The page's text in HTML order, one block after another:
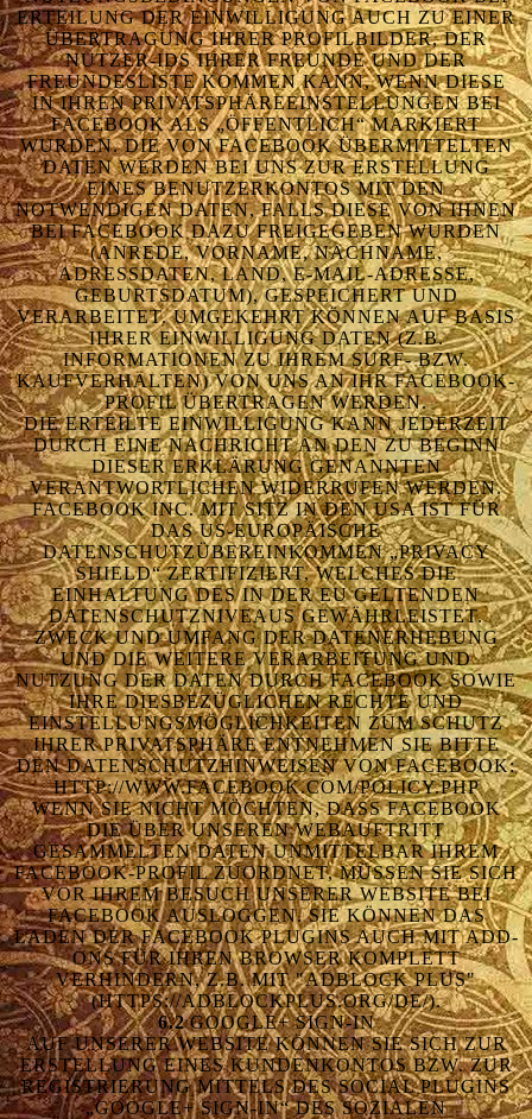
ERTEILUNG DER EINWILLIGUNG AUCH ZU EINER
ÜBERTRAGUNG IHRER PROFILBILDER, DER
NUTZER-IDS IHRER FREUNDE UND DER
FREUNDESLISTE KOMMEN KANN, WENN DIESE
IN IHREN PRIVATSPHÄREEINSTELLUNGEN BEI
FACEBOOK ALS „ÖFFENTLICH“ MARKIERT
WURDEN. DIE VON FACEBOOK ÜBERMITTELTEN
DATEN WERDEN BEI UNS ZUR ERSTELLUNG
EINES BENUTZERKONTOS MIT DEN
NOTWENDIGEN DATEN, FALLS DIESE VON IHNEN
BEI FACEBOOK DAZU FREIGEGEBEN WURDEN
(ANREDE, VORNAME, NACHNAME,
ADRESSDATEN, LAND, E-MAIL-ADRESSE,
GEBURTSDATUM), GESPEICHERT UND
VERARBEITET. UMGEKEHRT KÖNNEN AUF BASIS
IHRER EINWILLIGUNG DATEN (Z.B.
INFORMATIONEN ZU IHREM SURF- BZW.
KAUFVERHALTEN) VON UNS AN IHR FACEBOOK-
PROFIL ÜBERTRAGEN WERDEN.
DIE ERTEILTE EINWILLIGUNG KANN JEDERZEIT
DURCH EINE NACHRICHT AN DEN ZU BEGINN
DIESER ERKLÄRUNG GENANNTEN
VERANTWORTLICHEN WIDERRUFEN WERDEN.
FACEBOOK INC. MIT SITZ IN DEN USA IST FÜR
DAS US-EUROPÄISCHE
DATENSCHUTZÜBEREINKOMMEN „PRIVACY
SHIELD“ ZERTIFIZIERT, WELCHES DIE
EINHALTUNG DES IN DER EU GELTENDEN
DATENSCHUTZNIVEAUS GEWÄHRLEISTET.
ZWECK UND UMFANG DER DATENERHEBUNG
UND DIE WEITERE VERARBEITUNG UND
NUTZUNG DER DATEN DURCH FACEBOOK SOWIE
IHRE DIESBEZÜGLICHEN RECHTE UND
EINSTELLUNGSMÖGLICHKEITEN ZUM SCHUTZ
IHRER PRIVATSPHÄRE ENTNEHMEN SIE BITTE
DEN DATENSCHUTZHINWEISEN VON FACEBOOK:
HTTP://WWW.FACEBOOK.COM/POLICY.PHP
WENN SIE NICHT MÖCHTEN, DASS FACEBOOK
DIE ÜBER UNSEREN WEBAUFTRITT
GESAMMELTEN DATEN UNMITTELBAR IHREM
FACEBOOK-PROFIL ZUORDNET, MÜSSEN SIE SICH
VOR IHREM BESUCH UNSERER WEBSITE BEI
FACEBOOK AUSLOGGEN. SIE KÖNNEN DAS
LADEN DER FACEBOOK PLUGINS AUCH MIT ADD-
ONS FÜR IHREN BROWSER KOMPLETT
VERHINDERN, Z.B. MIT "ADBLOCK PLUS"
(HTTPS://ADBLOCKPLUS.ORG/DE/).
6.2GOOGLE+ SIGN-IN
AUF UNSERER WEBSITE KÖNNEN SIE SICH ZUR
ERSTELLUNG EINES KUNDENKONTOS BZW. ZUR
REGISTRIERUNG MITTELS DES SOCIAL PLUGINS
„GOOGLE+ SIGN-IN“ DES SOZIALEN